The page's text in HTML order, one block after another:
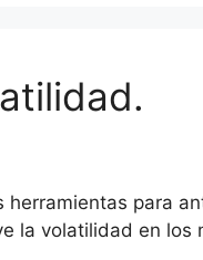
para
la volatilidad en